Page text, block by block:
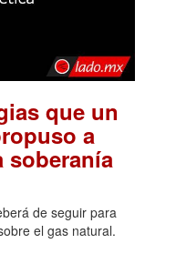
que un
a
soberanía
de seguir para
el gas natural.